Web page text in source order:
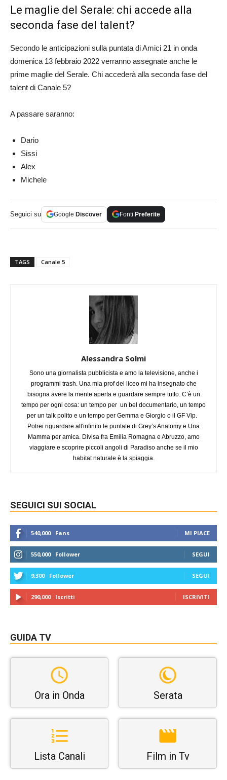
Le maglie del Serale: chi accede alla
seconda fase del talent?
Secondo le anticipazioni sulla puntata di Amici 21 in onda
domenica 13 febbraio 2022 verranno assegnate anche le
prime maglie del Serale. Chi accederà alla seconda fase del
talent di Canale 5?
A passare saranno:
Dario
Sissi
Alex
Michele
Seguici su Google Discover Fonti Preferite
TAGS Canale 5
Alessandra Solmi
Sono una giornalista pubblicista e amo la televisione, anche i
programmi trash. Una mia prof del liceo mi ha insegnato che
bisogna avere la mente aperta e guardare sempre tutto. C’è un
tempo per ogni cosa: un tempo per un bel documentario, un tempo
per un talk polito e un tempo per Gemma e Giorgio o il GF Vip.
Potrei riguardare all'infinito le puntate di Grey’s Anatomy e Una
Mamma per amica. Divisa fra Emilia Romagna e Abruzzo, amo
viaggiare e scoprire piccoli angoli di Paradiso anche se il mio
habitat naturale è la spiaggia.
SEGUICI SUI SOCIAL
540,000 Fans MI PIACE
550,000 Follower SEGUI
9,300 Follower SEGUI
290,000 Iscritti ISCRIVITI
GUIDA TV
Ora in Onda Serata
Lista Canali Film in Tv